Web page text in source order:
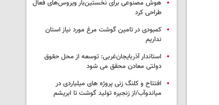
هوش مصنوعی برای نخستین‌بار ویروس‌های فعال
طراحی کرد
کمبودی در تامین گوشت مرغ مورد نیاز استان
نداریم
استاندار آذربایجان‌غربی: توسعه از محل حقوق
دولتی معادن محقق می شود
افتتاح و کلنگ زنی پروژه های میلیاردی در
میاندوآب/از زنجیره تولید گوشت تا ابریشم